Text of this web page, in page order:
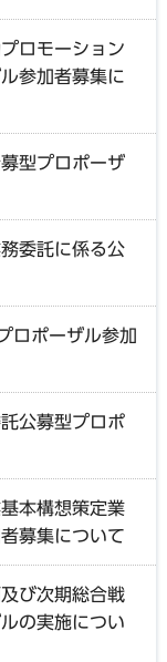
ロモーション
参加者募集に
型プロポーザ
委託に係る公
ロポーザル参加
公募型プロポ
本構想策定業
募集について
び次期総合戦
の実施につい